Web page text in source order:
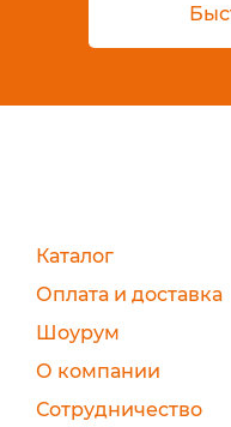
Каталог
Оплата и доставка
Шоурум
О компании
Сотрудничество